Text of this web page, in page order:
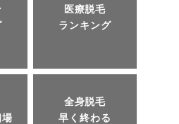
医療脱毛
ランキング
全身脱毛
早く終わる